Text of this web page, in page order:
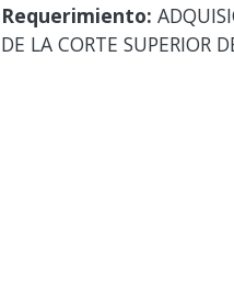
Requerimiento:
DE LA CORTE SUPERIOR